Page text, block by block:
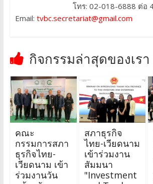
โทร: 02-018-6888 ต่อ
Email: tvbc.secretariat@gmail.com
กิจกรรมล่าสุดของเรา
คณะ
กรรมการสภา
ธุรกิจไทย-
เวียดนาม เข้า
ร่วมงานวัน
สภาธุรกิจ
ไทย-เวียดนาม
เข้าร่วมงาน
สัมมนา
"Investment